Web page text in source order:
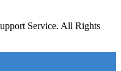
Service. All Rights